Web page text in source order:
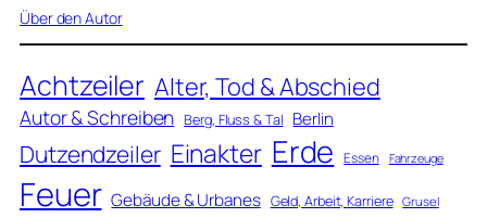
Über den Autor
Achtzeiler Alter, Tod & Abschied
Autor & Schreiben Berg, Fluss & Tal Berlin
Dutzendzeiler Einakter Erde Essen Fahrzeuge
Feuer Gebäude & Urbanes Geld, Arbeit, Karriere Grusel